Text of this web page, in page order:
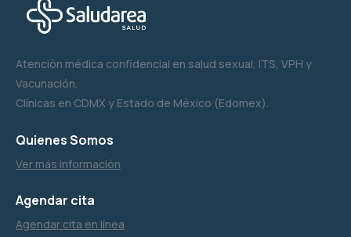
Atención médica confidencial en salud sexual, ITS, VPH y
Vacunación.
Clínicas en CDMX y Estado de México (Edomex).
Quienes Somos
Ver más información
Agendar cita
Agendar cita en línea